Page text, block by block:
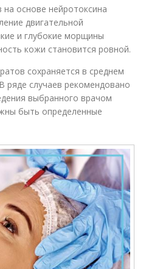
основе нейротоксина
двигательной
и глубокие морщины
кожи становится ровной.
сохраняется в среднем
ряде случаев рекомендовано
выбранного врачом
быть определенные